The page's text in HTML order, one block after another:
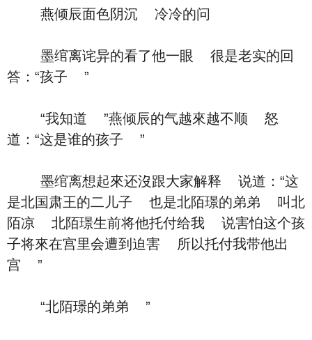
燕倾辰面色阴沉 冷冷的问
墨绾离诧异的看了他一眼 很是老实的回
答：“孩子 ”
“我知道 ”燕倾辰的气越來越不顺 怒
道：“这是谁的孩子 ”
墨绾离想起來还沒跟大家解释 说道：“这
是北国肃王的二儿子 也是北陌璟的弟弟 叫北
陌凉 北陌璟生前将他托付给我 说害怕这个孩
子将來在宫里会遭到迫害 所以托付我带他出
宫 ”
“北陌璟的弟弟 ”